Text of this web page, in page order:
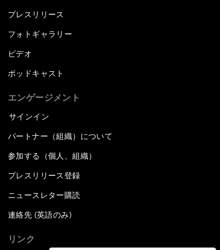
プレスリリース
フォトギャラリー
ビデオ
ポッドキャスト
エンゲージメント
サインイン
パートナー（組織）について
参加する（個人、組織）
プレスリリース登録
ニュースレター購読
連絡先 (英語のみ)
リンク